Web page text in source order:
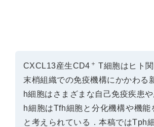
CXCL13産生CD4 ＋T細胞はヒト
末梢組織での免疫機構にかかわる
h細胞はさまざまな自己免疫疾患
h細胞はTfh細胞と分化機構や機
と考えられている．本稿ではTph